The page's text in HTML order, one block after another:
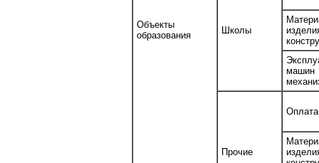
Объекты
образования
Школы
Прочие